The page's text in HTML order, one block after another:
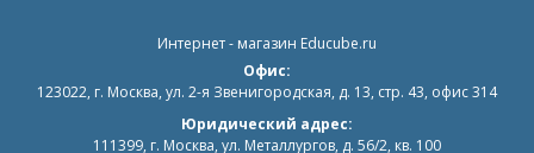
Интернет - магазин Educube.ru
Офис:
123022, г. Москва, ул. 2-я Звенигородская, д. 13, стр. 43, офис 314
Юридический адрес:
111399, г. Москва, ул. Металлургов, д. 56/2, кв. 100